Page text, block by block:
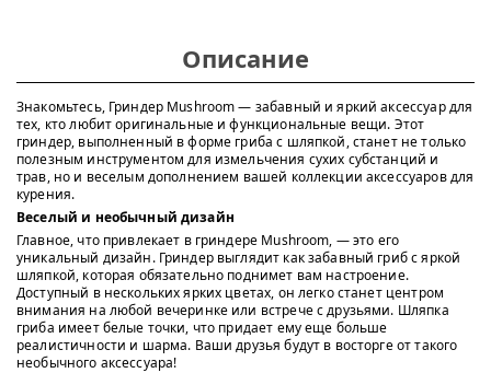
Описание
Знакомьтесь, Гриндер Mushroom — забавный и яркий аксессуар для
тех, кто любит оригинальные и функциональные вещи. Этот
гриндер, выполненный в форме гриба с шляпкой, станет не только
полезным инструментом для измельчения сухих субстанций и
трав, но и веселым дополнением вашей коллекции аксессуаров для
курения.
Веселый и необычный дизайн
Главное, что привлекает в гриндере Mushroom, — это его
уникальный дизайн. Гриндер выглядит как забавный гриб с яркой
шляпкой, которая обязательно поднимет вам настроение.
Доступный в нескольких ярких цветах, он легко станет центром
внимания на любой вечеринке или встрече с друзьями. Шляпка
гриба имеет белые точки, что придает ему еще больше
реалистичности и шарма. Ваши друзья будут в восторге от такого
необычного аксессуара!